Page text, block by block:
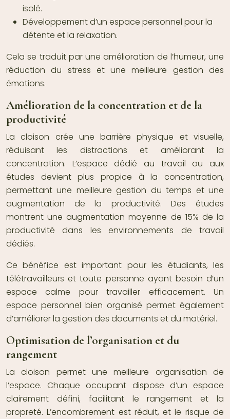
isolé.
Développement d’un espace personnel pour la
détente et la relaxation.
Cela se traduit par une amélioration de l’humeur, une
réduction du stress et une meilleure gestion des
émotions.
Amélioration de la concentration et de la
productivité
La cloison crée une barrière physique et visuelle,
réduisant les distractions et améliorant la
concentration. L’espace dédié au travail ou aux
études devient plus propice à la concentration,
permettant une meilleure gestion du temps et une
augmentation de la productivité. Des études
montrent une augmentation moyenne de 15% de la
productivité dans les environnements de travail
dédiés.
Ce bénéfice est important pour les étudiants, les
télétravailleurs et toute personne ayant besoin d’un
espace calme pour travailler efficacement. Un
espace personnel bien organisé permet également
d’améliorer la gestion des documents et du matériel.
Optimisation de l’organisation et du
rangement
La cloison permet une meilleure organisation de
l’espace. Chaque occupant dispose d’un espace
clairement défini, facilitant le rangement et la
propreté. L’encombrement est réduit, et le risque de